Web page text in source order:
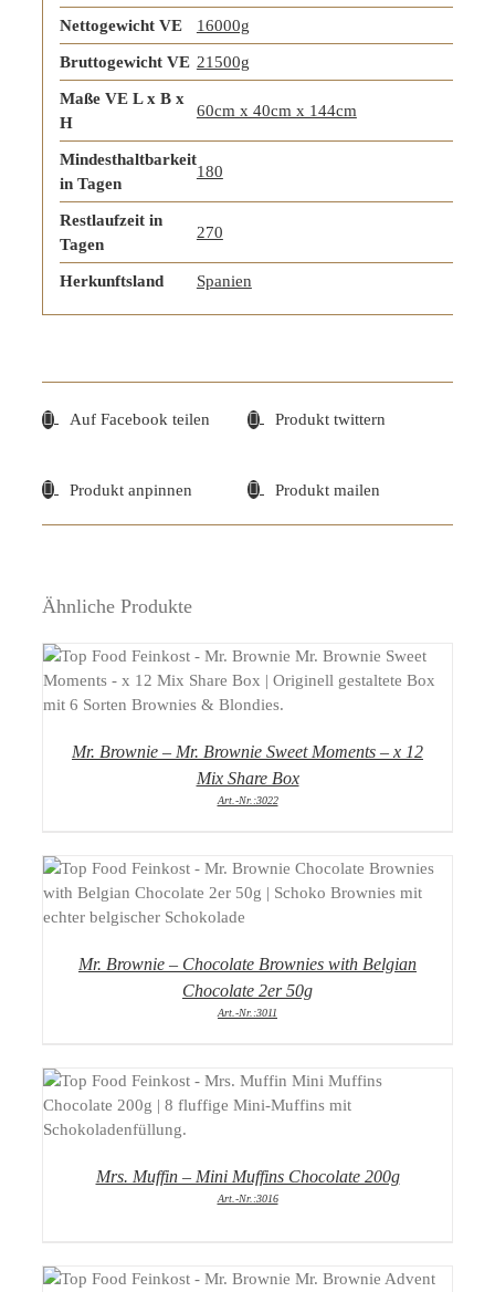
Nettogewicht VE 16000g
Bruttogewicht VE 21500g
Maße VE L x B x
H
60cm x 40cm x 144cm
Mindesthaltbarkeit
in Tagen
180
Restlaufzeit in
Tagen
270
Herkunftsland Spanien
Auf Facebook teilen Produkt twittern
Produkt anpinnen Produkt mailen
Ähnliche Produkte
DETAILS
Mr. Brownie – Mr. Brownie Sweet Moments – x 12
Mix Share Box
Art.-Nr.:3022
DETAILS
Mr. Brownie – Chocolate Brownies with Belgian
Chocolate 2er 50g
Art.-Nr.:3011
DETAILS
Mrs. Muffin – Mini Muffins Chocolate 200g
Art.-Nr.:3016